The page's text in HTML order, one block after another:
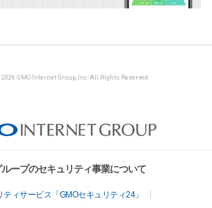
GMO Internet Group, Inc. All Rights Reserved.
ープのセキュリティ事業について
ィサービス「GMOセキュリティ24」